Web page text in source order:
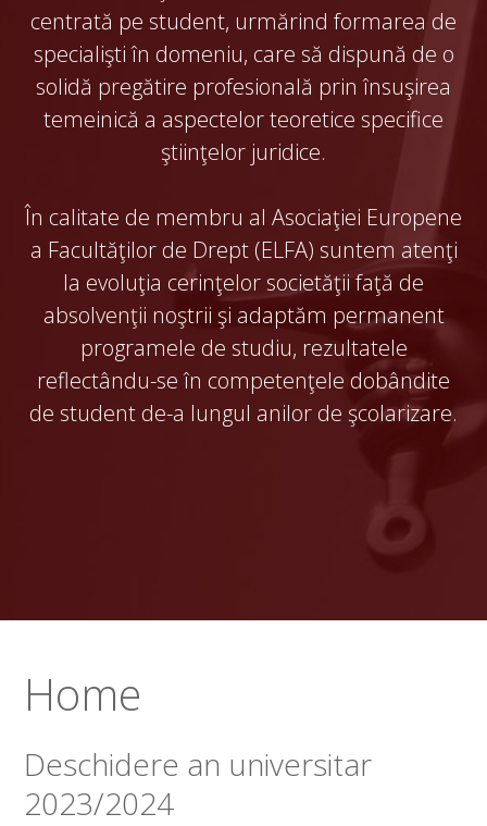
centrată pe student, urmărind formarea de
specialişti în domeniu, care să dispună de o
solidă pregătire profesională prin însuşirea
temeinică a aspectelor teoretice specifice
ştiinţelor juridice.
În calitate de membru al Asociaţiei Europene
a Facultăţilor de Drept (ELFA) suntem atenţi
la evoluţia cerinţelor societăţii faţă de
absolvenţii noştrii şi adaptăm permanent
programele de studiu, rezultatele
reflectându-se în competenţele dobândite
de student de-a lungul anilor de şcolarizare.
Home
Deschidere an universitar
2023/2024